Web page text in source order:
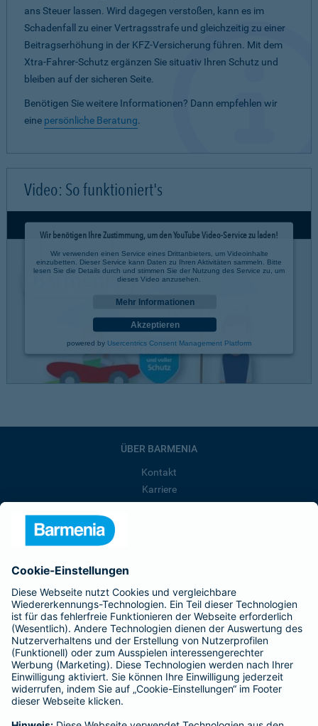
ans Steuer lassen. Wird dagegen verstoßen, kann es im
Schadenfall zu einer Vertragsstrafe und gleichzeitig zu einer
Beitragserhöhung in der KFZ-Versicherung führen. Mit dem
Xtra-Fahrer-Schutz ergänzen Sie situativ Ihren Schutz und
bleiben auf der sicheren Seite.
Benötigen Sie weitere Informationen? Dann empfehlen wir
eine persönliche Beratung.
Video: So funktioniert's
Wir benötigen Ihre Zustimmung, um den YouTube Video-Service zu laden!
Wir verwenden einen Service eines Drittanbieters, um Videoinhalte
einzubetten. Dieser Service kann Daten zu Ihren Aktivitäten sammeln. Bitte
lesen Sie die Details durch und stimmen Sie der Nutzung des Service zu, um
dieses Video anzusehen.
Mehr Informationen
Akzeptieren
powered by Usercentrics Consent Management Platform
ÜBER BARMENIA
Kontakt
Karriere
Barmenia ist Teil der BarmeniaGothaer
BELIEBTE SEITEN
Kranken-Zusatzversicherung
Tierversicherungen
Haftpflichtversicherung
Hausratversicherung